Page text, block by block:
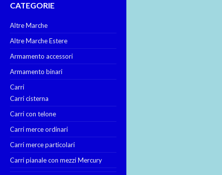
CATEGORIE
Altre Marche
Altre Marche Estere
Armamento accessori
Armamento binari
Carri
Carri cisterna
Carri con telone
Carri merce ordinari
Carri merce particolari
Carri pianale con mezzi Mercury